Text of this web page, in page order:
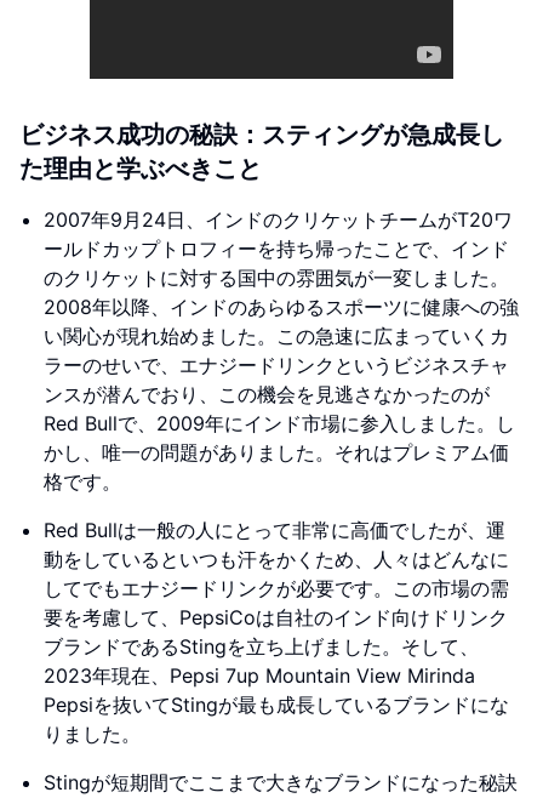
ビジネス成功の秘訣：スティングが急成長し
た理由と学ぶべきこと
2007年9月24日、インドのクリケットチームがT20ワ
ールドカップトロフィーを持ち帰ったことで、インド
のクリケットに対する国中の雰囲気が一変しました。
2008年以降、インドのあらゆるスポーツに健康への強
い関心が現れ始めました。この急速に広まっていくカ
ラーのせいで、エナジードリンクというビジネスチャ
ンスが潜んでおり、この機会を見逃さなかったのが
Red Bullで、2009年にインド市場に参入しました。し
かし、唯一の問題がありました。それはプレミアム価
格です。
Red Bullは一般の人にとって非常に高価でしたが、運
動をしているといつも汗をかくため、人々はどんなに
してでもエナジードリンクが必要です。この市場の需
要を考慮して、PepsiCoは自社のインド向けドリンク
ブランドであるStingを立ち上げました。そして、
2023年現在、Pepsi 7up Mountain View Mirinda
Pepsiを抜いてStingが最も成長しているブランドにな
りました。
Stingが短期間でここまで大きなブランドになった秘訣